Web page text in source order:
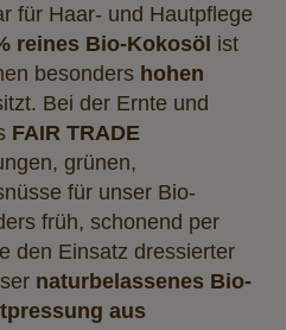
für Haar- und Hautpflege
reines Bio-Kokosöl ist
besonders hohen
Bei der Ernte und
FAIR TRADE
grünen,
für unser Bio-
früh, schonend per
den Einsatz dressierter
naturbelassenes Bio-
aus